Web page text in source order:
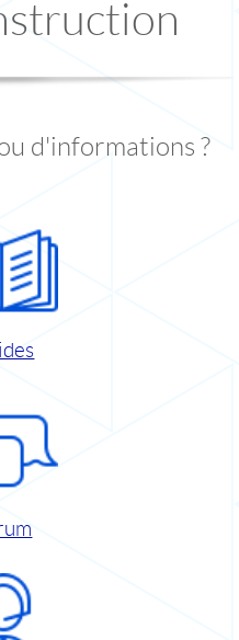
d'informations ?